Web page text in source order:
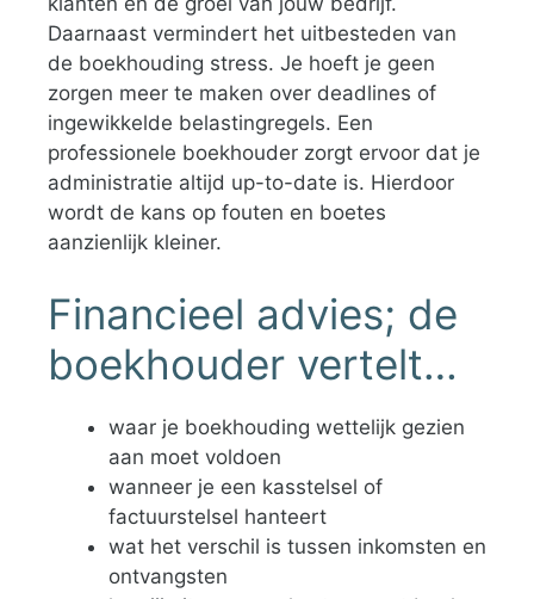
Daarnaast vermindert het uitbesteden van
de boekhouding stress. Je hoeft je geen
zorgen meer te maken over deadlines of
ingewikkelde belastingregels. Een
professionele boekhouder zorgt ervoor dat je
administratie altijd up-to-date is. Hierdoor
wordt de kans op fouten en boetes
aanzienlijk kleiner.
Financieel advies; de
boekhouder vertelt…
waar je boekhouding wettelijk gezien
aan moet voldoen
wanneer je een kasstelsel of
factuurstelsel hanteert
wat het verschil is tussen inkomsten en
ontvangsten